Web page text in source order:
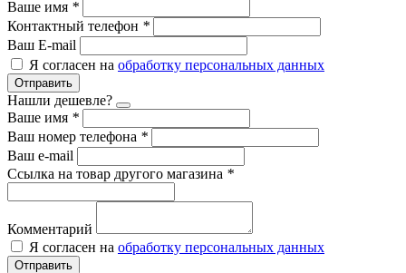
Ваше имя *
Контактный телефон *
Ваш E-mail
Я согласен на обработку персональных данных
Отправить
Нашли дешевле?
Ваше имя *
Ваш номер телефона *
Ваш e-mail
Ссылка на товар другого магазина *
Комментарий
Я согласен на обработку персональных данных
Отправить